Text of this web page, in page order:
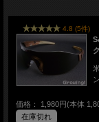
4.8 (5件)
価格： 1,980円(本体
在庫切れ